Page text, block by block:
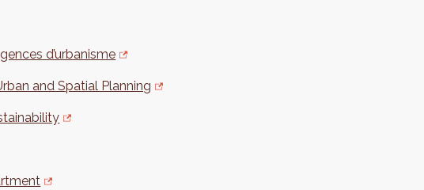
d’urbanisme
and Spatial Planning